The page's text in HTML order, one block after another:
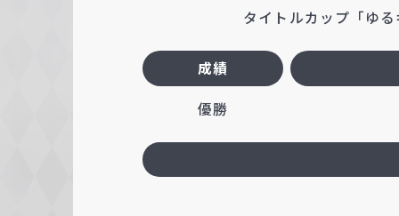
タイトルカップ「ゆ
成績
優勝